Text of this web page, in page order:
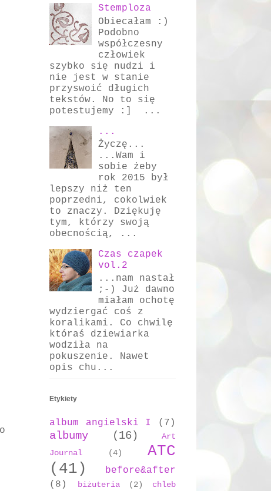
Stemploza
Obiecałam :)
Podobno
współczesny
człowiek
szybko się nudzi i
nie jest w stanie
przyswoić długich
tekstów. No to się
potestujemy :] ...
...
Życzę...
...Wam i
sobie żeby
rok 2015 był
lepszy niż ten
poprzedni, cokolwiek
to znaczy. Dziękuję
tym, którzy swoją
obecnością, ...
Czas czapek
vol.2
...nam nastał
;-) Już dawno
miałam ochotę
wydziergać coś z
koralikami. Co chwilę
któraś dziewiarka
wodziła na
pokuszenie. Nawet
opis chu...
Etykiety
album angielski I (7)
albumy (16)
Art
Journal
(4)
ATC
(41)
before&after
(8)
biżuteria (2)
chleb